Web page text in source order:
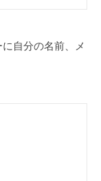
自分の名前、メ